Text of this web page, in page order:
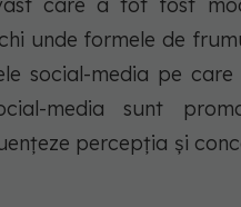
care a tot fost
unde formele de
social-media pe
media sunt
percepția și